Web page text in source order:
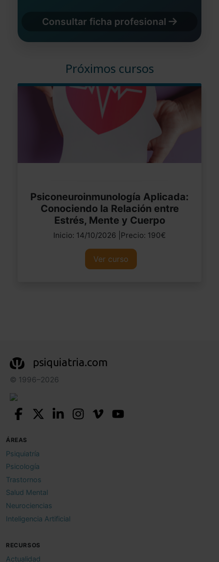
Consultar ficha profesional
Próximos cursos
Psiconeuroinmunología Aplicada:
Conociendo la Relación entre
Estrés, Mente y Cuerpo
Inicio: 14/10/2026 |Precio: 190€
Ver curso
psiquiatria.com
© 1996–2026
ÁREAS
Psiquiatría
Psicología
Trastornos
Salud Mental
Neurociencias
Inteligencia Artificial
RECURSOS
Actualidad